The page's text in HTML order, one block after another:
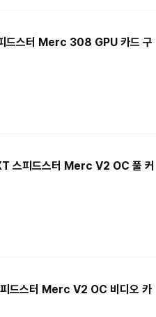
스터 Merc 308 GPU 카드 구
스피드스터 Merc V2 OC 풀 커
스터 Merc V2 OC 비디오 카